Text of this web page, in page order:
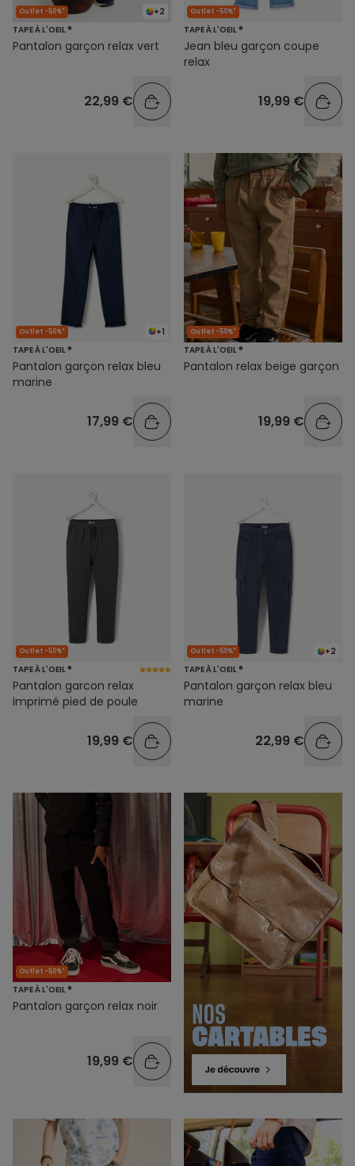
+2
Outlet -50%*
TAPE À L'OEIL ®
Pantalon garçon relax vert
22,99 €
Outlet -50%*
TAPE À L'OEIL ®
Jean bleu garçon coupe
relax
19,99 €
+1
Outlet -50%*
TAPE À L'OEIL ®
Pantalon garçon relax bleu
marine
17,99 €
Outlet -50%*
TAPE À L'OEIL ®
Pantalon relax beige garçon
19,99 €
Outlet -50%*
TAPE À L'OEIL ®
Pantalon garcon relax
imprimé pied de poule
19,99 €
+2
Outlet -50%*
TAPE À L'OEIL ®
Pantalon garçon relax bleu
marine
22,99 €
Outlet -50%*
TAPE À L'OEIL ®
Pantalon garçon relax noir
19,99 €